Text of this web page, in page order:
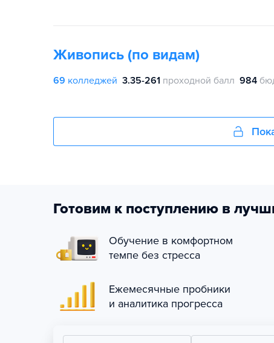
Живопись (по видам)
69 колледжей 3.35-261 проходной балл 984
Готовим к поступлению в
Обучение в комфортном
темпе без стресса
Ежемесячные пробники
и аналитика прогресса